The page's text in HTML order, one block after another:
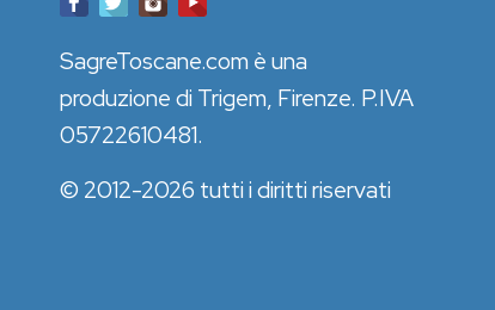
SagreToscane.com è una
produzione di Trigem, Firenze. P.IVA
05722610481.
© 2012-2026 tutti i diritti riservati